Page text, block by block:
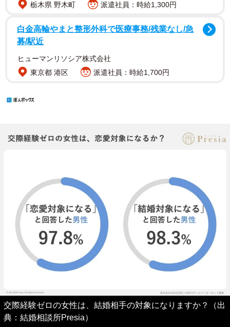
栃木県 野木町
派遣社員：時給1,300円
白金高輪やまと整形外科で医療事務/残業なし/急
募/駅近
ヒューマンリソシア株式会社
東京都 港区
派遣社員：時給1,700円
交際経験ゼロの女性は、結婚相手の対象になりますか？（出
典：結婚相談所Presia）